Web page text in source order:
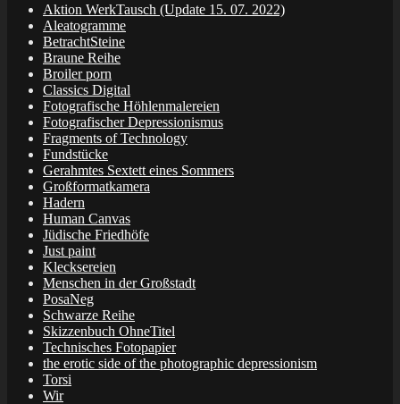
Aktion WerkTausch (Update 15. 07. 2022)
Aleatogramme
BetrachtSteine
Braune Reihe
Broiler porn
Classics Digital
Fotografische Höhlenmalereien
Fotografischer Depressionismus
Fragments of Technology
Fundstücke
Gerahmtes Sextett eines Sommers
Großformatkamera
Hadern
Human Canvas
Jüdische Friedhöfe
Just paint
Klecksereien
Menschen in der Großstadt
PosaNeg
Schwarze Reihe
Skizzenbuch OhneTitel
Technisches Fotopapier
the erotic side of the photographic depressionism
Torsi
Wir